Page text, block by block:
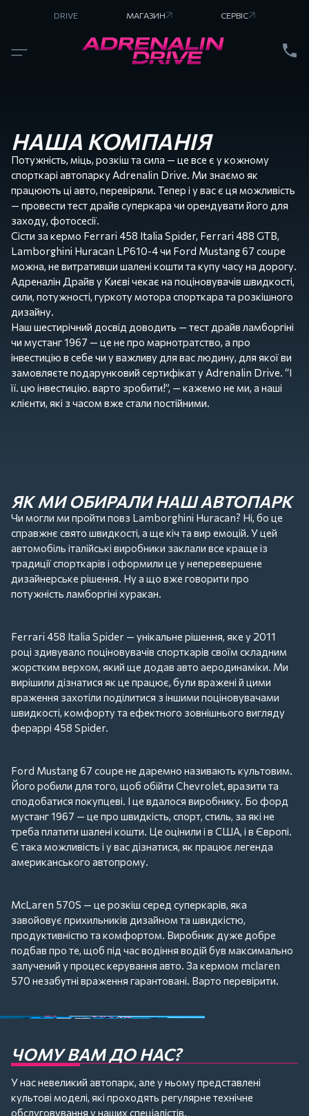
DRIVE МАГАЗИН СЕРВІС
АВТОМОБІЛІ
Lamborghini
Spider
Ferrari
488
GTB
McLaren
570S
Ford
Mustang
67
BMW
Z4
G29
НАША КОМПАНІЯ
Потужність, міць, розкіш та сила — це все є у кожному
спорткарі автопарку Adrenalin Drive. Ми знаємо як
працюють ці авто, перевіряли. Тепер і у вас є ця можливість
— провести тест драйв суперкара чи орендувати його для
заходу, фотосесії.
Сісти за кермо Ferrari 458 Italia Spider, Ferrari 488 GTB,
Lamborghini Huracan LP610-4 чи Ford Mustang 67 coupe
можна, не витративши шалені кошти та купу часу на дорогу.
Адреналін Драйв у Києві чекає на поціновувачів швидкості,
сили, потужності, гуркоту мотора спорткара та розкішного
дизайну.
Наш шестирічний досвід доводить — тест драйв ламборгіні
чи мустанг 1967 — це не про марнотратство, а про
інвестицію в себе чи у важливу для вас людину, для якої ви
замовляєте подарунковий сертифікат у Adrenalin Drive. “І
її. цю інвестицію. варто зробити!”, — кажемо не ми, а наші
клієнти, які з часом вже стали постійними.
ЯК МИ ОБИРАЛИ НАШ АВТОПАРК
Чи могли ми пройти повз Lamborghini Huracan? Ні, бо це
справжнє свято швидкості, а ще кіч та вир емоцій. У цей
автомобіль італійські виробники заклали все краще із
традиції спорткарів і оформили це у неперевершене
дизайнерське рішення. Ну а що вже говорити про
потужність ламборгіні хуракан.
Ferrari 458 Italia Spider — унікальне рішення, яке у 2011
році здивувало поціновувачів спорткарів своїм складним
жорстким верхом, який ще додав авто аеродинаміки. Ми
вирішили дізнатися як це працює, були вражені й цими
враження захотіли поділитися з іншими поціновувачами
швидкості, комфорту та ефектного зовнішнього вигляду
фераррі 458 Spider.
Ford Mustang 67 coupe не даремно називають культовим.
Його робили для того, щоб обійти Chevrolet, вразити та
сподобатися покупцеві. І це вдалося виробнику. Бо форд
мустанг 1967 — це про швидкість, спорт, стиль, за які не
треба платити шалені кошти. Це оцінили і в США, і в Європі.
Є така можливість і у вас дізнатися, як працює легенда
американського автопрому.
McLaren 570S — це розкіш серед суперкарів, яка
завойовує прихильників дизайном та швидкістю,
продуктивністю та комфортом. Виробник дуже добре
подбав про те, щоб під час водіння водій був максимально
залучений у процес керування авто. За кермом mclaren
570 незабутні враження гарантовані. Варто перевірити.
ЧОМУ ВАМ ДО НАС?
У нас невеликий автопарк, але у ньому представлені
культові моделі, які проходять регулярне технічне
обслуговування у наших спеціалістів.